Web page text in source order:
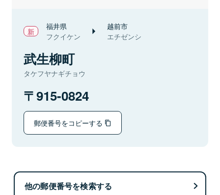
福井県
フクイケン
越前市
エチゼンシ
武生柳町
タケフヤナギチョウ
915-0824
郵便番号をコピーする
他の郵便番号を検索する